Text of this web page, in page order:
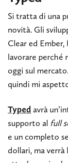
Si tratta di una
novità. Gli
Clear ed
lavorare perché
oggi sul
quindi mi
Typed avrà
supporto al full
e un completo
dollari, ma verrà